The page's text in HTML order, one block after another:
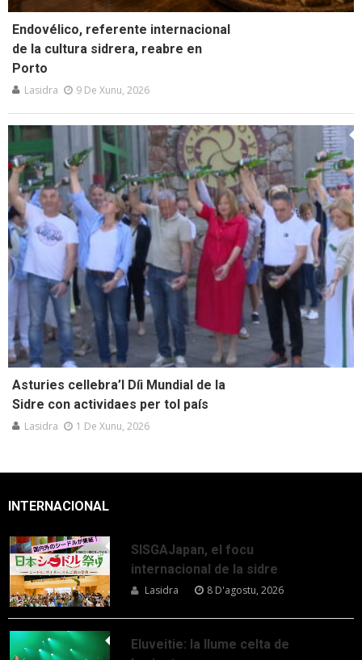
Endovélico, referente internacional
de la cultura sidrera, reabre en
Porto
Lasidra 9 De Xunu, 2026
Asturies cellebra’l Díi Mundial de la
Sidre con actividaes per tol país
Lasidra 1 De Xunu, 2026
INTERNACIONAL
SISGAJapan, el focu
internacional de la sidre
Lasidra 8 D'agostu, 2026
Eluveitie: la llume celta de